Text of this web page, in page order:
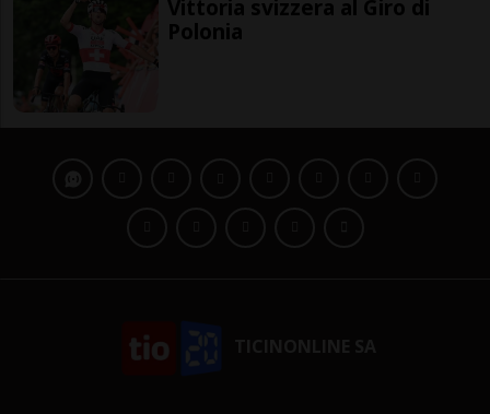
Vittoria svizzera al Giro di
Polonia